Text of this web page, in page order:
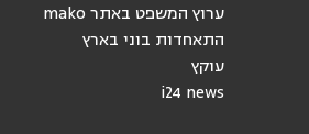
ערוץ המשפט באתר mako
התאחדות בוני בארץ
עוקץ
i24 news